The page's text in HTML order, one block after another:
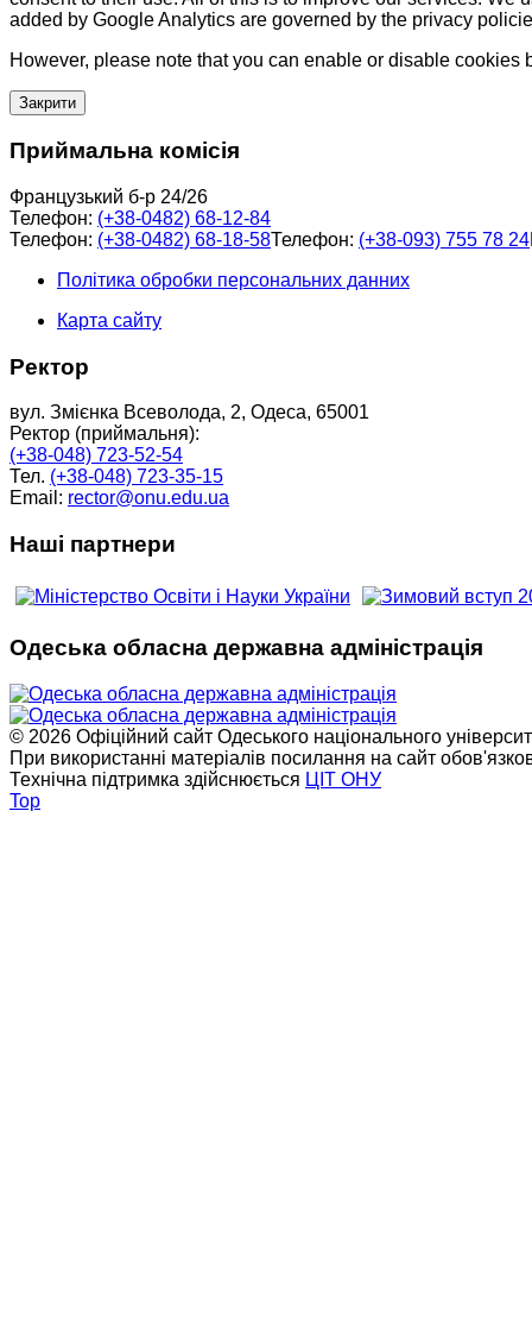
added by Google Analytics are governed by the privacy
However, please note that you can enable or disable cookies
Закрити
Приймальна комісія
Французький б-р 24/26
Телефон: (+38-0482) 68-12-84
Телефон: (+38-0482) 68-18-58Телефон: (+38-093) 755 78 24
Політика обробки персональних данних
Карта сайту
Ректор
вул. Змієнка Всеволода, 2, Одеса, 65001
Ректор (приймальня):
(+38-048) 723-52-54
Тел. (+38-048) 723-35-15
Email: rector@onu.edu.ua
Наші партнери
Одеська обласна державна адміністрація
© 2026 Офіційний сайт Одеського національного
При використанні матеріалів посилання на сайт
Технічна підтримка здійснюється ЦІТ ОНУ
Top